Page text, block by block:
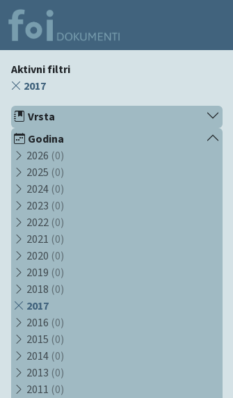
Aktivni filtri
2017
Vrsta
Godina
2026 (0)
2025 (0)
2024 (0)
2023 (0)
2022 (0)
2021 (0)
2020 (0)
2019 (0)
2018 (0)
2017
2016 (0)
2015 (0)
2014 (0)
2013 (0)
2011 (0)